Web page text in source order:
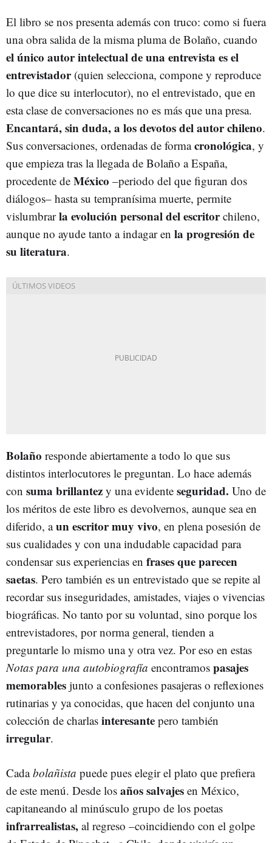
El libro se nos presenta además con truco: como si fuera
una obra salida de la misma pluma de Bolaño, cuando
el único autor intelectual de una entrevista es el
entrevistador(quien selecciona, compone y reproduce
lo que dice su interlocutor), no el entrevistado, que en
esta clase de conversaciones no es más que una presa.
Encantará, sin duda, a los devotos del autor chileno.
Sus conversaciones, ordenadas de formacronológica, y
que empieza tras la llegada de Bolaño a España,
procedente de México –periodo del que figuran dos
diálogos– hasta su tempranísima muerte, permite
vislumbrarla evolución personal del escritorchileno,
aunque no ayude tanto a indagar en la progresión de
su literatura.
Bolaño responde abiertamente a todo lo que sus
distintos interlocutores le preguntan. Lo hace además
con suma brillantez y una evidente seguridad. Uno de
los méritos de este libro es devolvernos, aunque sea en
diferido, aun escritor muy vivo, en plena posesión de
sus cualidades y con una indudable capacidad para
condensar sus experiencias en frases que parecen
saetas. Pero también es un entrevistado que se repite al
recordar sus inseguridades, amistades, viajes o vivencias
biográficas. No tanto por su voluntad, sino porque los
entrevistadores, por norma general, tienden a
preguntarle lo mismo una y otra vez. Por eso en estas
Notas para una autobiografía encontramos pasajes
memorables junto a confesiones pasajeras o reflexiones
rutinarias y ya conocidas, que hacen del conjunto una
colección de charlas interesante pero también
irregular.
Cadabolañista puede pues elegir el plato que prefiera
de este menú. Desde los años salvajes en México,
capitaneando al minúsculo grupo de los poetas
infrarrealistas, al regreso –coincidiendo con el golpe